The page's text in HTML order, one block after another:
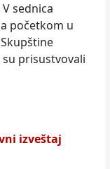
sednica
početkom u
su prisustvovali
izveštaj